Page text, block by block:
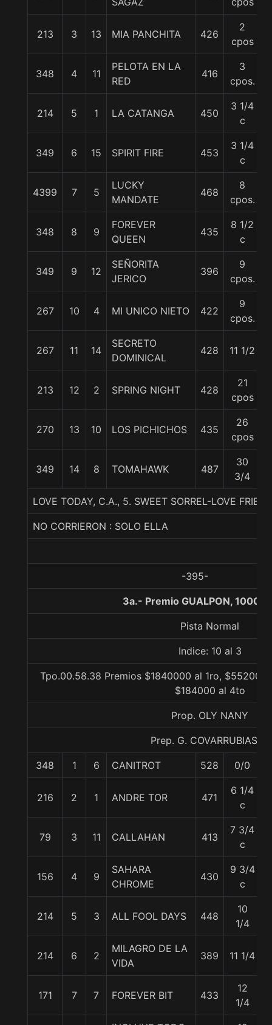
213 3 13 MIA PANCHITA 426
2
cpos
348 4 11
PELOTA EN LA
RED
416
3
cpos.
214 5 1 LA CATANGA 450
3 1/4
c
349 6 15 SPIRIT FIRE 453
3 1/4
c
4399 7 5
LUCKY
MANDATE
468
8
cpos.
348 8 9
FOREVER
QUEEN
435
8 1/2
c
349 9 12
SEÑORITA
JERICO
396
9
cpos.
267 10 4 MI UNICO NIETO 422
9
cpos.
267 11 14
SECRETO
DOMINICAL
428 11 1/2
213 12 2 SPRING NIGHT 428
21
cpos
270 13 10 LOS PICHICHOS 435
26
cpos
349 14 8 TOMAHAWK 487
30
3/4
LOVE TODAY, C.A., 5. SWEET SORREL-LOVE
NO CORRIERON : SOLO ELLA
-395-
3a.- Premio GUALPON, 1000
Pista Normal
Indice: 10 al 3
Tpo.00.58.38 Premios $1840000 al 1ro,
$184000 al 4to
Prop. OLY NANY
Prep. G. COVARRUBIAS E.
348 1 6 CANITROT 528 0/0
216 2 1 ANDRE TOR 471
6 1/4
c
79 3 11 CALLAHAN 413
7 3/4
c
156 4 9
SAHARA
CHROME
430
9 3/4
c
214 5 3 ALL FOOL DAYS 448
10
1/4
214 6 2
MILAGRO DE LA
VIDA
389 11 1/4
171 7 7 FOREVER BIT 433
12
1/4